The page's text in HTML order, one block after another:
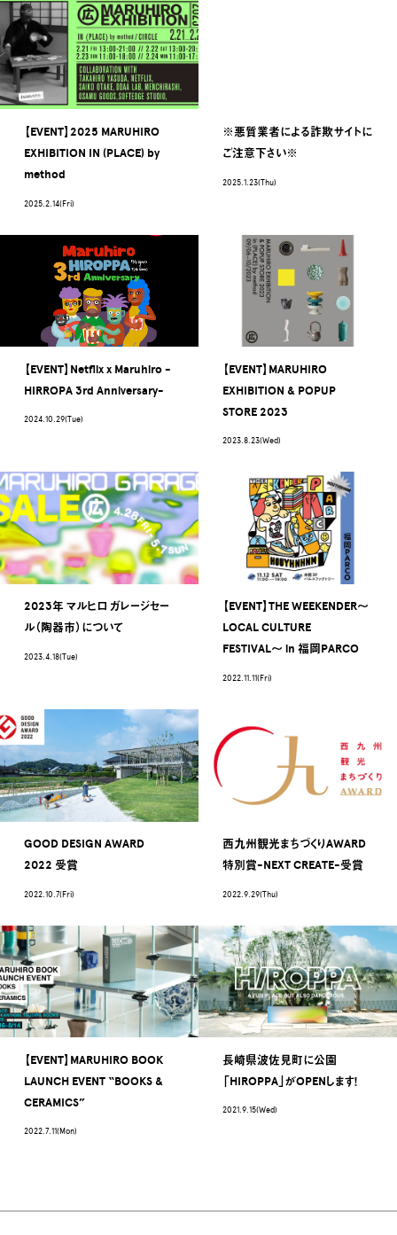
【EVENT】2025 MARUHIRO
EXHIBITION IN (PLACE) by
method
2025.2.14(Fri)
※悪質業者による詐欺サイトに
ご注意下さい※
2025.1.23(Thu)
【EVENT】Netflix x Maruhiro -
HIRROPA 3rd Anniversary-
2024.10.29(Tue)
【EVENT】MARUHIRO
EXHIBITION & POPUP
STORE 2023
2023.8.23(Wed)
2023年 マルヒロ ガレージセー
ル（陶器市）について
2023.4.18(Tue)
【EVENT】THE WEEKENDER〜
LOCAL CULTURE
FESTIVAL〜 in 福岡PARCO
2022.11.11(Fri)
GOOD DESIGN AWARD
2022 受賞
2022.10.7(Fri)
西九州観光まちづくりAWARD
特別賞-NEXT CREATE-受賞
2022.9.29(Thu)
【EVENT】MARUHIRO BOOK
LAUNCH EVENT “BOOKS &
CERAMICS”
2022.7.11(Mon)
長崎県波佐見町に公園
「HIROPPA」がOPENします！
2021.9.15(Wed)